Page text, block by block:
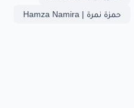
حمزة نمرة | Hamza Namira